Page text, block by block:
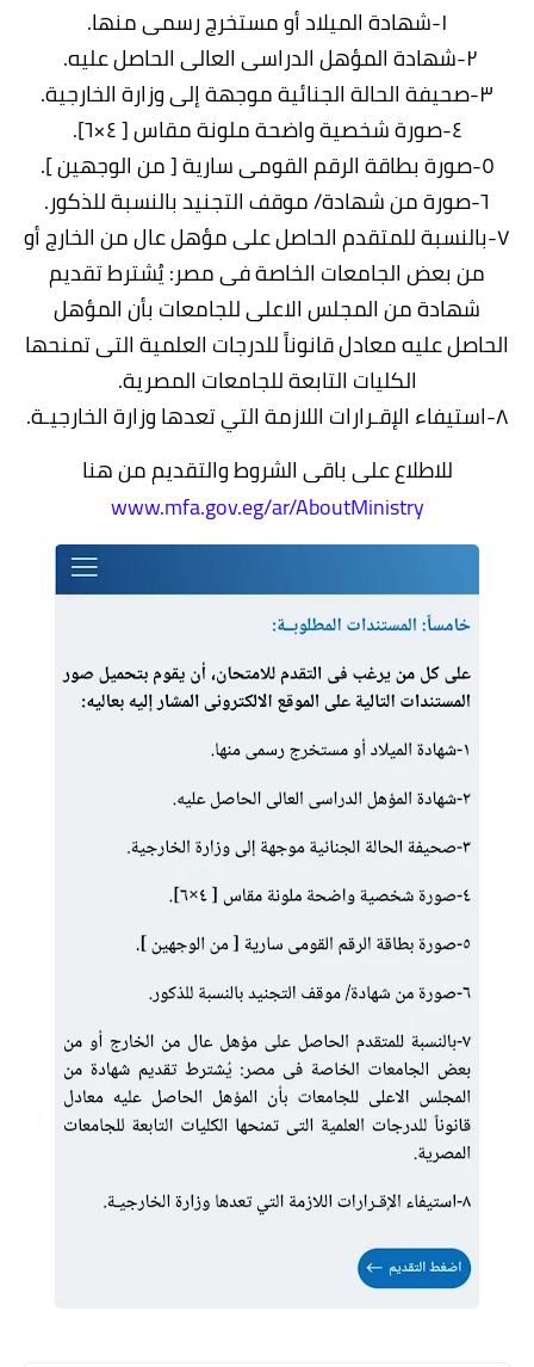
١-شهادة الميلاد أو مستخرج رسمى منها.
٢-شهادة المؤهل الدراسى العالى الحاصل عليه.
٣-صحيفة الحالة الجنائية موجهة إلى وزارة الخارجية.
٤-صورة شخصية واضحة ملونة مقاس [ ٤×٦].
٥-صورة بطاقة الرقم القومى سارية [ من الوجهين ].
٦-صورة من شهادة/ موقف التجنيد بالنسبة للذكور.
٧-بالنسبة للمتقدم الحاصل على مؤهل عال من الخارج أو
من بعض الجامعات الخاصة فى مصر: يُشترط تقديم
شهادة من المجلس الاعلى للجامعات بأن المؤهل
الحاصل عليه معادل قانوناً للدرجات العلمية التى تمنحها
الكليات التابعة للجامعات المصرية.
٨-استيفاء الإقـرارات اللازمة التي تعدها وزارة الخارجيـة.
للاطلاع على باقى الشروط والتقديم من هنا
www.mfa.gov.eg/ar/AboutMinistry